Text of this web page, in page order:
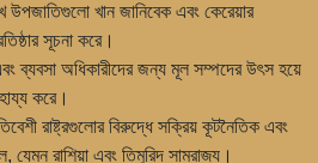
খান জানিবেক এবং কেরেয়ার
সূচনা করে।
অধিকারীদের জন্য মূল সম্পদের উৎস হয়ে
করে।
রাষ্ট্রগুলোর বিরুদ্ধে সক্রিয় কূটনৈতিক এবং
যেমন রাশিয়া এবং তিমুরিদ সাম্রাজ্য।